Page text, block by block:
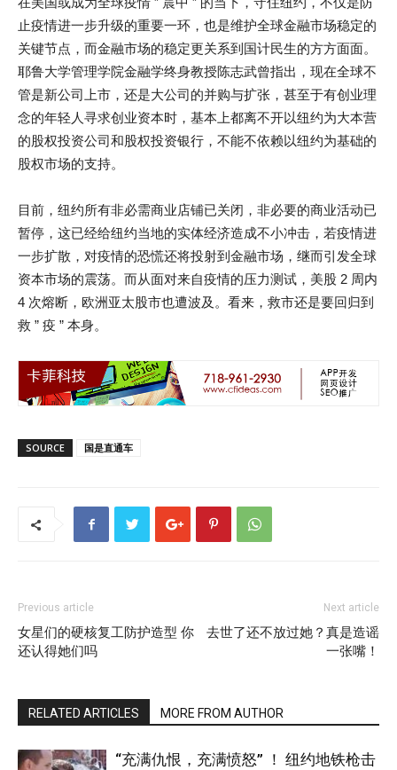
止疫情进一步升级的重要一环，也是维护全球金融市场稳定的
关键节点，而金融市场的稳定更关系到国计民生的方方面面。
耶鲁大学管理学院金融学终身教授陈志武曾指出，现在全球不
管是新公司上市，还是大公司的并购与扩张，甚至于有创业理
念的年轻人寻求创业资本时，基本上都离不开以纽约为大本营
的股权投资公司和股权投资银行，不能不依赖以纽约为基础的
股权市场的支持。
目前，纽约所有非必需商业店铺已关闭，非必要的商业活动已
暂停，这已经给纽约当地的实体经济造成不小冲击，若疫情进
一步扩散，对疫情的恐慌还将投射到金融市场，继而引发全球
资本市场的震荡。而从面对来自疫情的压力测试，美股 2 周内
4 次熔断，欧洲亚太股市也遭波及。看来，救市还是要回归到
救 ” 疫 ” 本身。
SOURCE 国是直通车
Previous article
女星们的硬核复工防护造型 你
还认得她们吗
Next article
去世了还不放过她？真是造谣
一张嘴！
RELATED ARTICLES MORE FROM AUTHOR
“充满仇恨，充满愤怒” ！ 纽约地铁枪击